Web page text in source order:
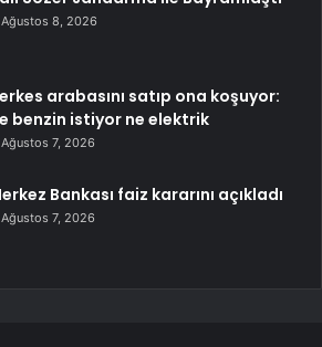
Ağustos 8, 2026
arabasını satıp ona koşuyor:
benzin istiyor ne elektrik
Ağustos 7, 2026
Bankası faiz kararını açıkladı
Ağustos 7, 2026